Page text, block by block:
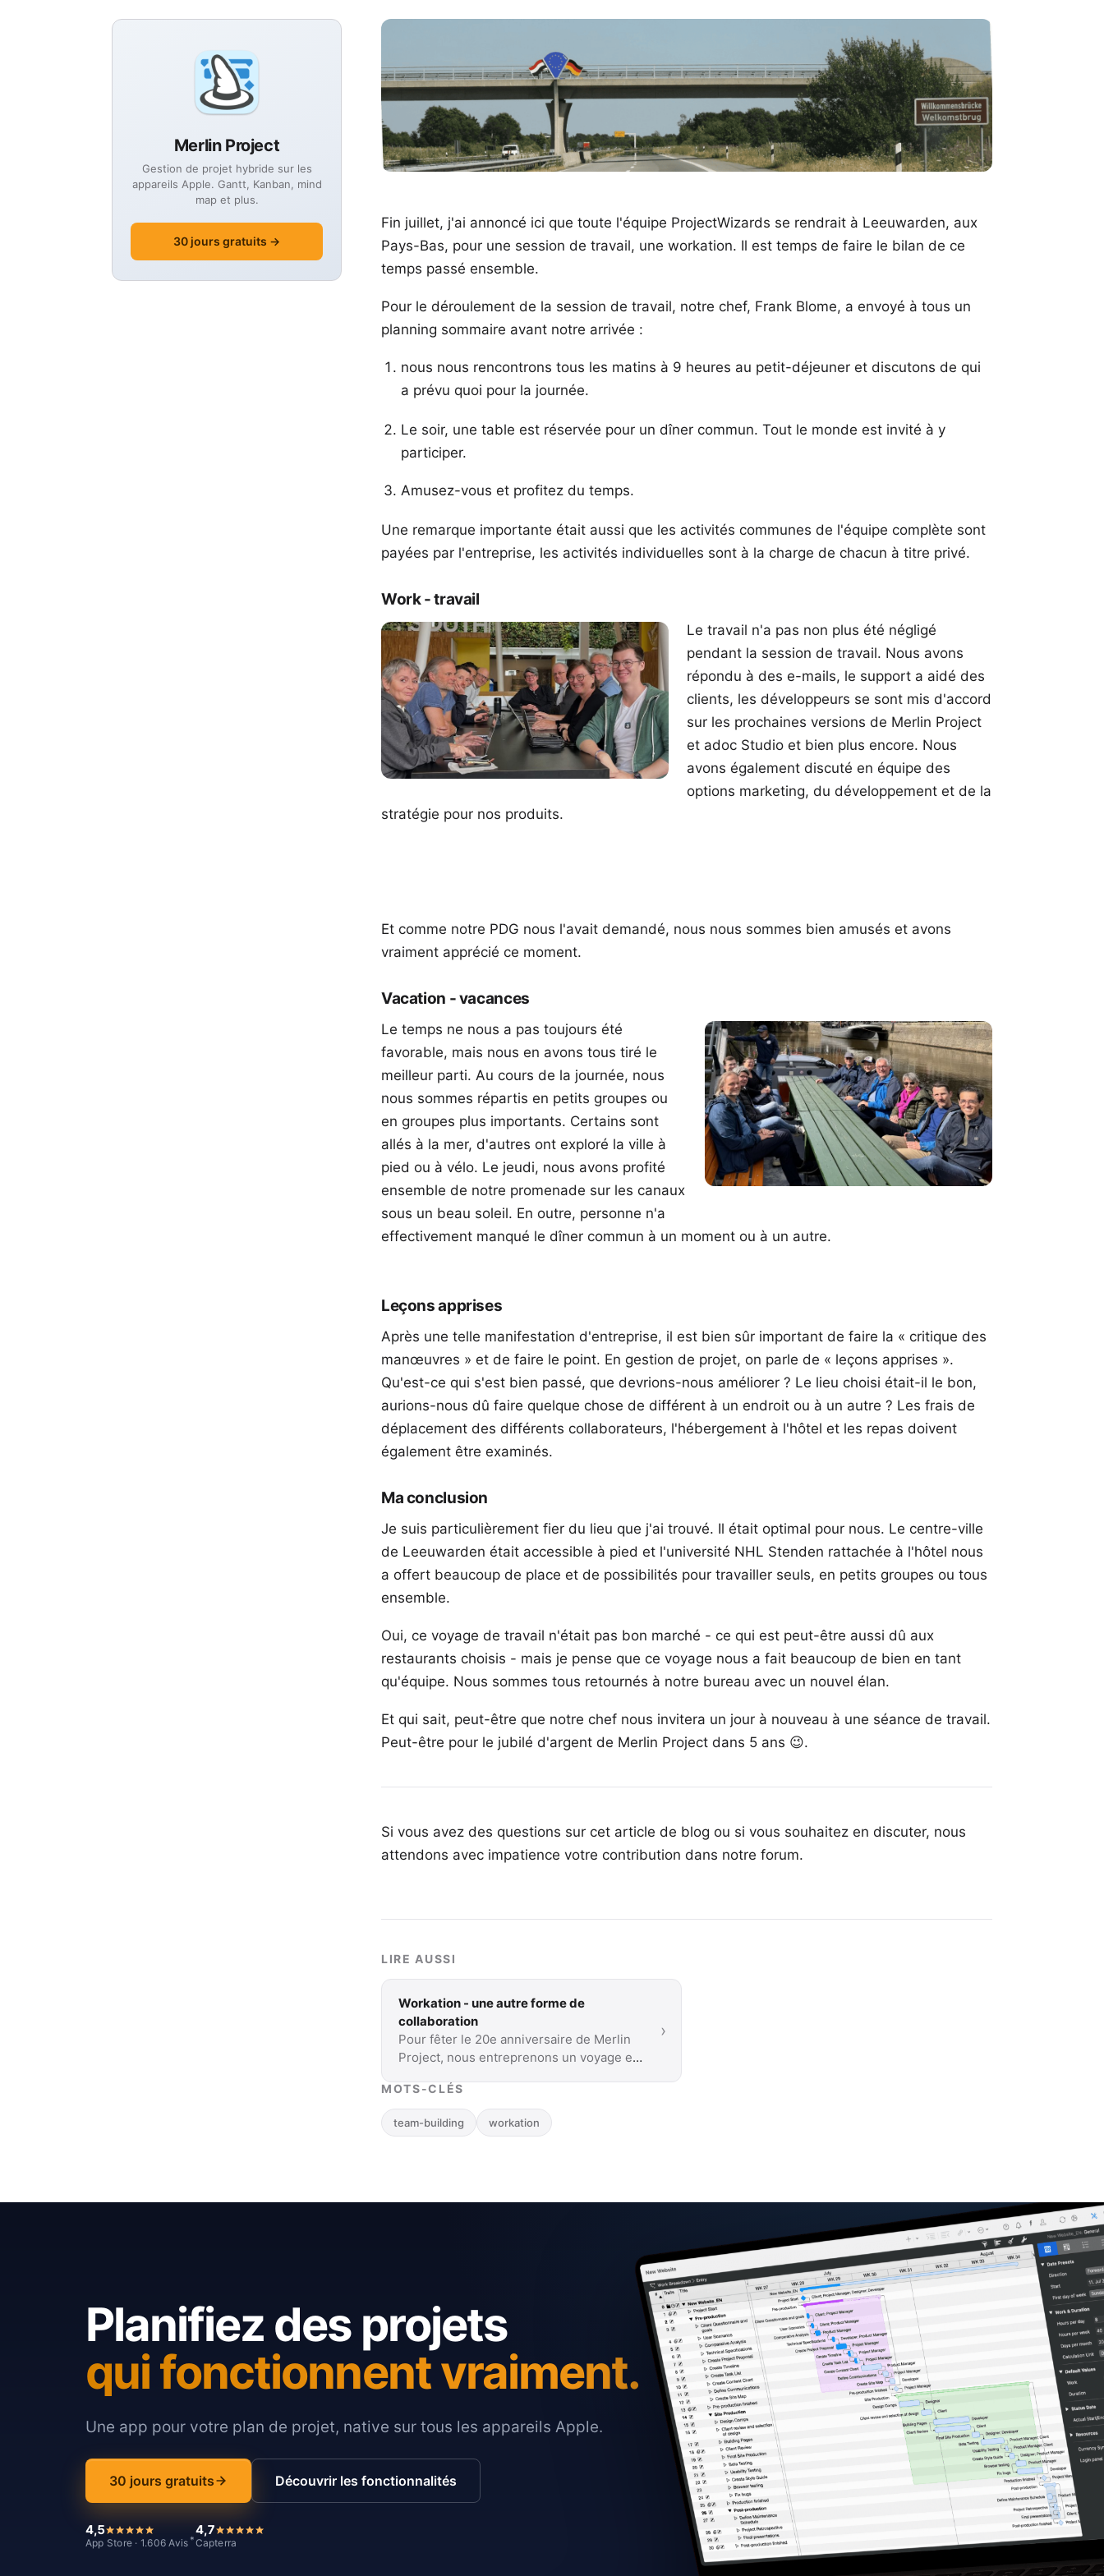
Merlin Project
Gestion de projet hybride sur les
appareils Apple. Gantt, Kanban, mind
map et plus.
30 jours gratuits →
Fin juillet, j'ai annoncé ici que toute l'équipe ProjectWizards se rendrait à Leeuwarden, aux
Pays-Bas, pour une session de travail, une workation. Il est temps de faire le bilan de ce
temps passé ensemble.
Pour le déroulement de la session de travail, notre chef, Frank Blome, a envoyé à tous un
planning sommaire avant notre arrivée :
nous nous rencontrons tous les matins à 9 heures au petit-déjeuner et discutons de qui
a prévu quoi pour la journée.
Le soir, une table est réservée pour un dîner commun. Tout le monde est invité à y
participer.
Amusez-vous et profitez du temps.
Une remarque importante était aussi que les activités communes de l'équipe complète sont
payées par l'entreprise, les activités individuelles sont à la charge de chacun à titre privé.
Work - travail
Le travail n'a pas non plus été négligé
pendant la session de travail. Nous avons
répondu à des e-mails, le support a aidé des
clients, les développeurs se sont mis d'accord
sur les prochaines versions de Merlin Project
et adoc Studio et bien plus encore. Nous
avons également discuté en équipe des
options marketing, du développement et de la
stratégie pour nos produits.
Et comme notre PDG nous l'avait demandé, nous nous sommes bien amusés et avons
vraiment apprécié ce moment.
Vacation - vacances
Le temps ne nous a pas toujours été
favorable, mais nous en avons tous tiré le
meilleur parti. Au cours de la journée, nous
nous sommes répartis en petits groupes ou
en groupes plus importants. Certains sont
allés à la mer, d'autres ont exploré la ville à
pied ou à vélo. Le jeudi, nous avons profité
ensemble de notre promenade sur les canaux
sous un beau soleil. En outre, personne n'a
effectivement manqué le dîner commun à un moment ou à un autre.
Leçons apprises
Après une telle manifestation d'entreprise, il est bien sûr important de faire la « critique des
manœuvres » et de faire le point. En gestion de projet, on parle de « leçons apprises ».
Qu'est-ce qui s'est bien passé, que devrions-nous améliorer ? Le lieu choisi était-il le bon,
aurions-nous dû faire quelque chose de différent à un endroit ou à un autre ? Les frais de
déplacement des différents collaborateurs, l'hébergement à l'hôtel et les repas doivent
également être examinés.
Ma conclusion
Je suis particulièrement fier du lieu que j'ai trouvé. Il était optimal pour nous. Le centre-ville
de Leeuwarden était accessible à pied et l'université NHL Stenden rattachée à l'hôtel nous
a offert beaucoup de place et de possibilités pour travailler seuls, en petits groupes ou tous
ensemble.
Oui, ce voyage de travail n'était pas bon marché - ce qui est peut-être aussi dû aux
restaurants choisis - mais je pense que ce voyage nous a fait beaucoup de bien en tant
qu'équipe. Nous sommes tous retournés à notre bureau avec un nouvel élan.
Et qui sait, peut-être que notre chef nous invitera un jour à nouveau à une séance de travail.
Peut-être pour le jubilé d'argent de Merlin Project dans 5 ans 😉.
Si vous avez des questions sur cet article de blog ou si vous souhaitez en discuter, nous
attendons avec impatience votre contribution dans notre forum.
LIRE AUSSI
Workation - une autre forme de
collaboration
Pour fêter le 20e anniversaire de Merlin
Project, nous entreprenons un voyage en
dans une …
›
MOTS-CLÉS
team-building workation
Planifiez des projets
qui fonctionnent vraiment.
Une app pour votre plan de projet, native sur tous les appareils Apple.
30 jours gratuits Découvrir les fonctionnalités
4,5
App Store · 1.606 Avis *
4,7
Capterra